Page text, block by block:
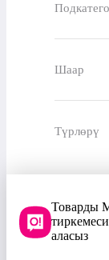
Шаар
Түрлөрү
Товарды
аласыз